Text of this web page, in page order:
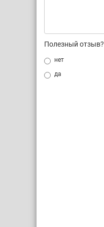
Полезный отзыв?
нет
да